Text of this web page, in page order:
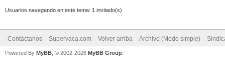
Usuarios navegando en este tema: 1 invitado(s)
Contáctanos Supervaca.com Volver arriba Archivo (Modo simple)
Powered By MyBB , © 2002-2026 MyBB Group